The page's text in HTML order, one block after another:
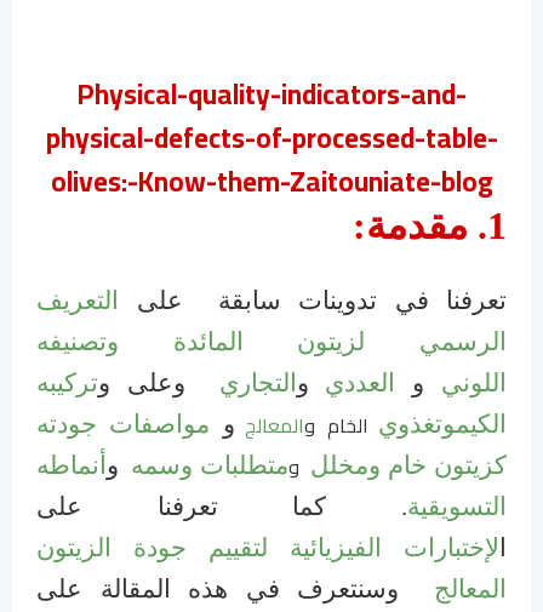
Physical-quality-indicators-and-
physical-defects-of-processed-table-
olives:-Know-them-Zaitouniate-blog
1. مقدمة:
تعرفنا في تدوينات سابقة على
التعريف
الرسمي لزيتون المائدة وتصنيفه
اللوني و العددي و التجاري وعلى وتركيبه
الكيموتغذوي الخام والمعالج و مواصفات جودته
كزيتون خام ومخلل ومتطلبات وسمه و أنماطه
التسويقية. كما تعرفنا على
لإختبارات الفيزيائية لتقييم جودة الزيتون
المعالج
وسنتعرف في هذه المقالة على